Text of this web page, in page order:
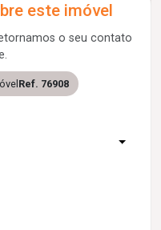
este imóvel
o seu contato
Ref. 76908